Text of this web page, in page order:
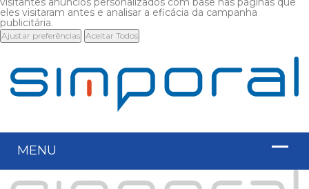
eles visitaram antes e analisar a eficácia da campanha
publicitária.
Ajustar preferências Aceitar Todos